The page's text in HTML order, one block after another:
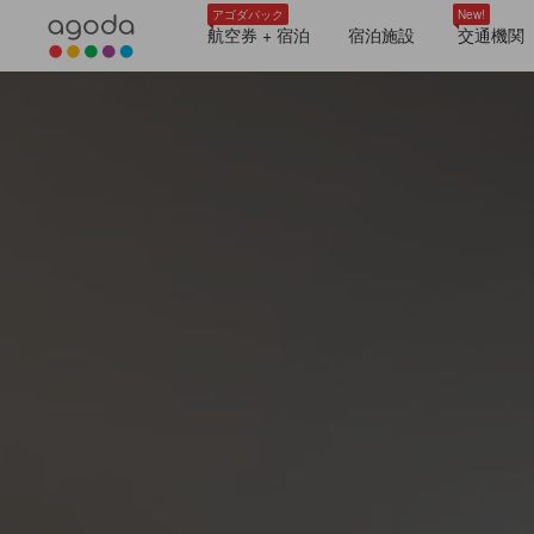
アゴダパック
航空券 + 宿泊 宿泊施設
New!
交通機関